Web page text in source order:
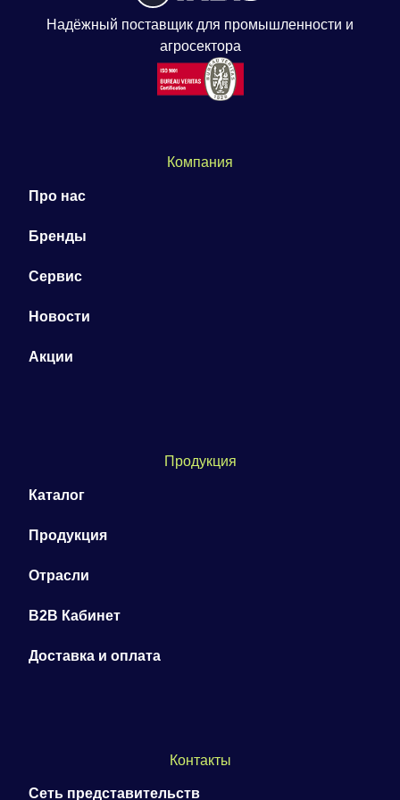
Надёжный поставщик для промышленности и
агросектора
Компания
Про нас
Бренды
Сервис
Новости
Акции
Продукция
Каталог
Продукция
Отрасли
B2B Кабинет
Доставка и оплата
Контакты
Сеть представительств